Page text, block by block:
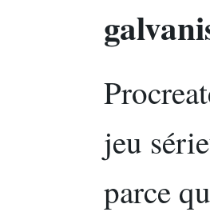
jeu
parce